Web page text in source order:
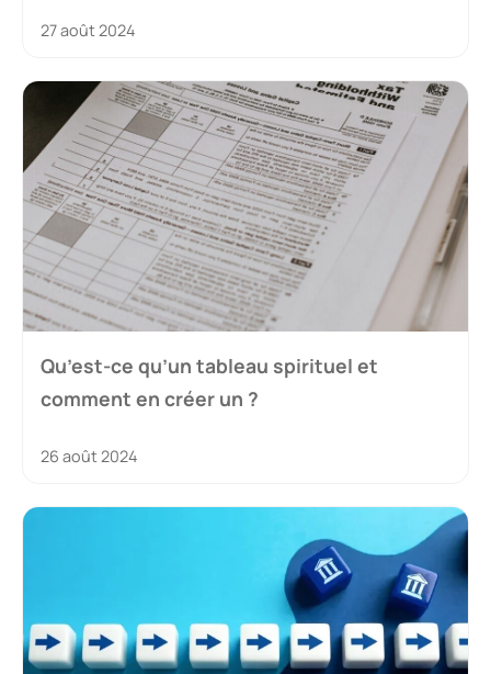
27 août 2024
Qu’est-ce qu’un tableau spirituel et
comment en créer un ?
26 août 2024